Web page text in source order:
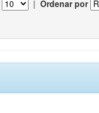
| Ordenar por